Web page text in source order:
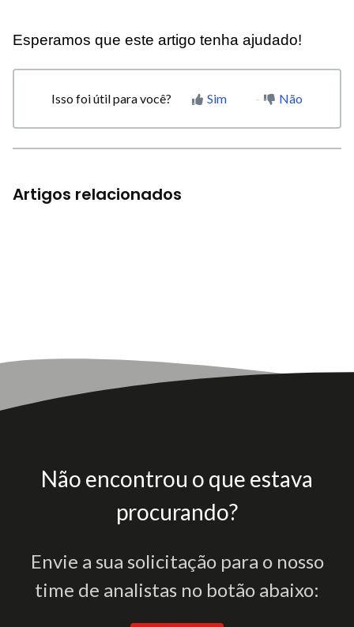
Esperamos que este artigo tenha ajudado!
Isso foi útil para você? Sim Não
Artigos relacionados
Não encontrou o que estava
procurando?
Envie a sua solicitação para o nosso
time de analistas no botão abaixo: